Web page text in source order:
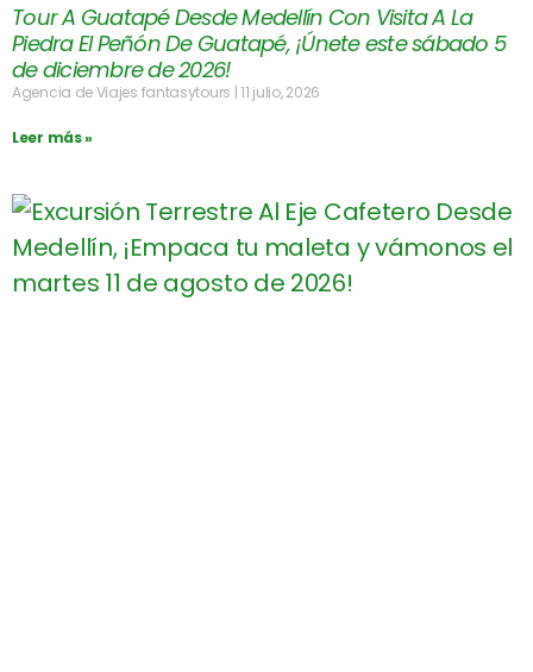
Tour A Guatapé Desde Medellín Con Visita A La
Piedra El Peñón De Guatapé, ¡Únete este sábado 5
de diciembre de 2026!
Agencia de Viajes fantasytours 11 julio, 2026
Leer más »